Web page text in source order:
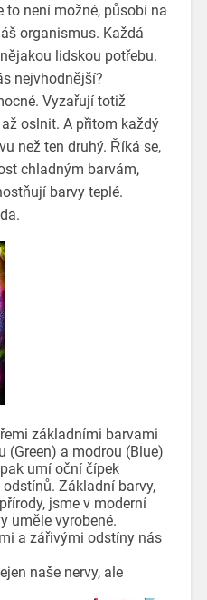
to není možné, působí na
organismus. Každá
lidskou potřebu.
nejvhodnější?
Vyzařují totiž
oslnit. A přitom každý
než ten druhý. Říká se,
chladným barvám,
barvy teplé.
základními barvami
(Green) a modrou (Blue)
umí oční čípek
Základní barvy,
jsme v moderní
uměle vyrobené.
a zářivými odstíny nás
naše nervy, ale